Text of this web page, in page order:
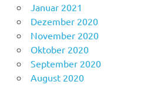
Januar 2021
Dezember 2020
November 2020
Oktober 2020
September 2020
August 2020